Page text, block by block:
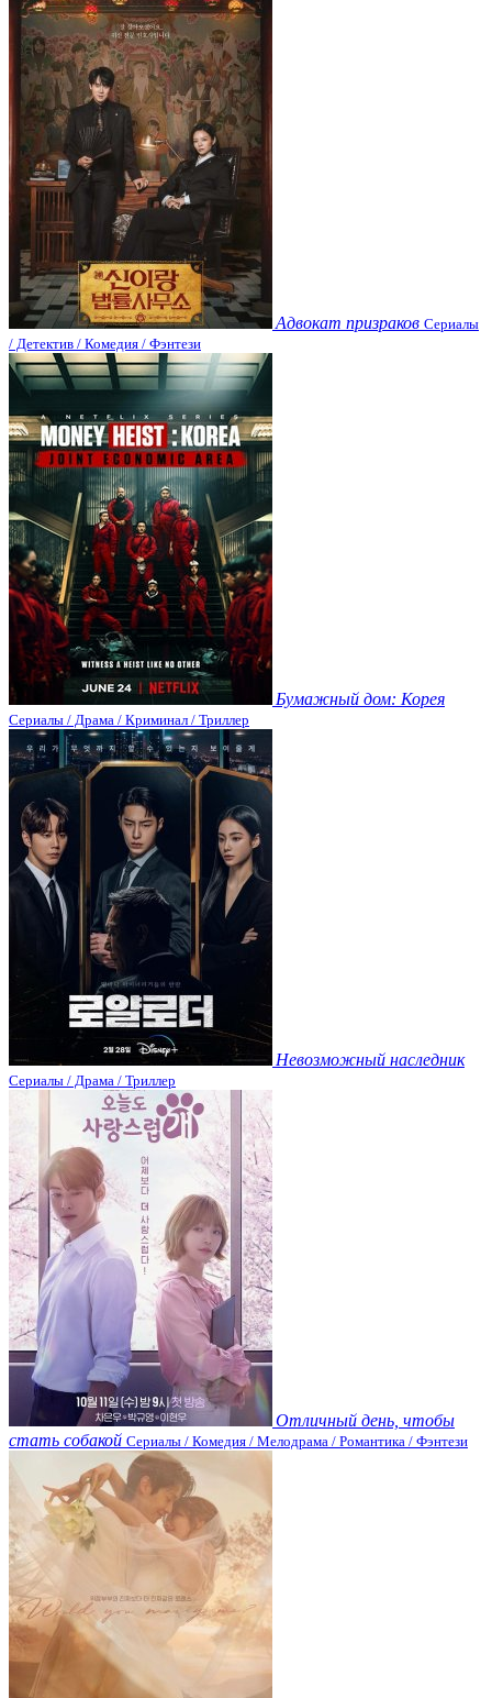
Адвокат призраков Сериалы
/ Детектив / Комедия / Фэнтези
Бумажный дом: Корея
Сериалы / Драма / Криминал / Триллер
Невозможный наследник
Сериалы / Драма / Триллер
Отличный день, чтобы
стать собакой Сериалы / Комедия / Мелодрама / Романтика / Фэнтези